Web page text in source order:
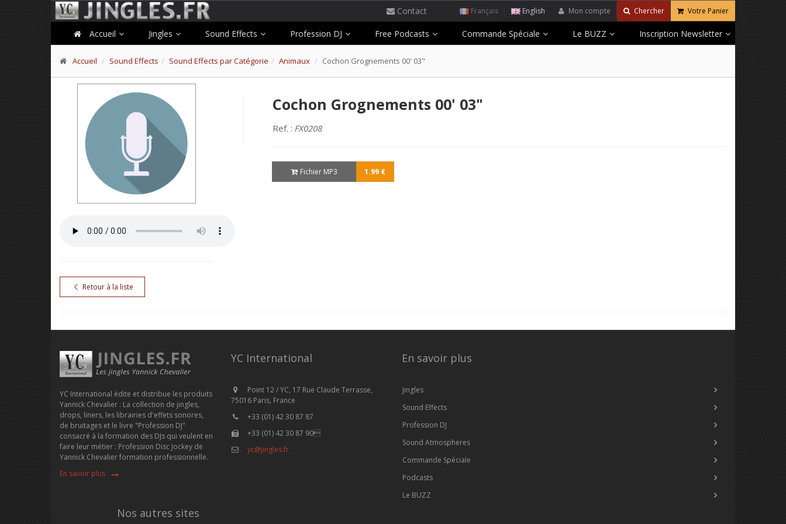
Contact Français English Mon compte Chercher Votre Panier
Accueil Jingles Sound Effects Profession DJ Free Podcasts Commande Spéciale Le BUZZ Inscription Newsletter
Accueil Sound Effects Sound Effects par Catégorie Animaux Cochon Grognements 00' 03"
Retour à la liste
Cochon Grognements 00' 03"
Ref. : FX0208
Fichier MP3 1.99 €
YC International édite et distribue les produits
Yannick Chevalier : La collection de jingles,
drops, liners, les librairies d'effets sonores,
de bruitages et le livre "Profession DJ"
consacré à la formation des DJs qui veulent en
faire leur métier : Profession Disc Jockey de
Yannick Chevalier formation professionnelle.
YC International
Point 12 / YC, 17 Rue Claude Terrasse,
75016 Paris, France
+33 (01) 42 30 87 87
+33 (01) 42 30 87 90
yc@jingles.fr
En savoir plus
En savoir plus
Jingles
Sound Effects
Profession DJ
Sound Atmospheres
Commande Spéciale
Podcasts
Le BUZZ
Nos autres sites